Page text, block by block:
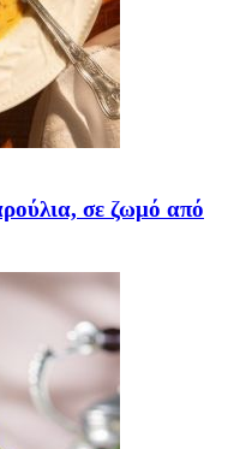
σε ζωμό από